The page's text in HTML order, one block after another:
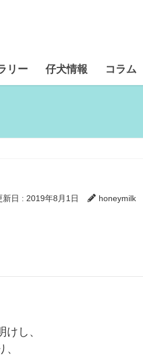
リー 仔犬情報 コラム
新日 : 2019年8月1日 honeymilk
し、